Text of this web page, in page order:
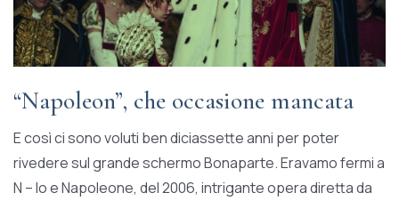
“Napoleon”, che occasione mancata
E così ci sono voluti ben diciassette anni per poter
rivedere sul grande schermo Bonaparte. Eravamo fermi a
N – Io e Napoleone, del 2006, intrigante opera diretta da